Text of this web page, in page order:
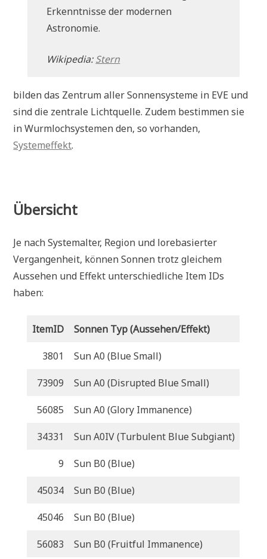
Erkenntnisse der modernen
Astronomie.
Wikipedia:Stern
bilden das Zentrum aller Sonnensysteme in EVE und
sind die zentrale Lichtquelle. Zudem bestimmen sie
in Wurmlochsystemen den, so vorhanden,
Systemeffekt.
Übersicht
Je nach Systemalter, Region und lorebasierter
Vergangenheit, können Sonnen trotz gleichem
Aussehen und Effekt unterschiedliche Item IDs
haben:
ItemID Sonnen Typ (Aussehen/Effekt)
3801 Sun A0 (Blue Small)
73909 Sun A0 (Disrupted Blue Small)
56085 Sun A0 (Glory Immanence)
34331 Sun A0IV (Turbulent Blue Subgiant)
9 Sun B0 (Blue)
45034 Sun B0 (Blue)
45046 Sun B0 (Blue)
56083 Sun B0 (Fruitful Immanence)